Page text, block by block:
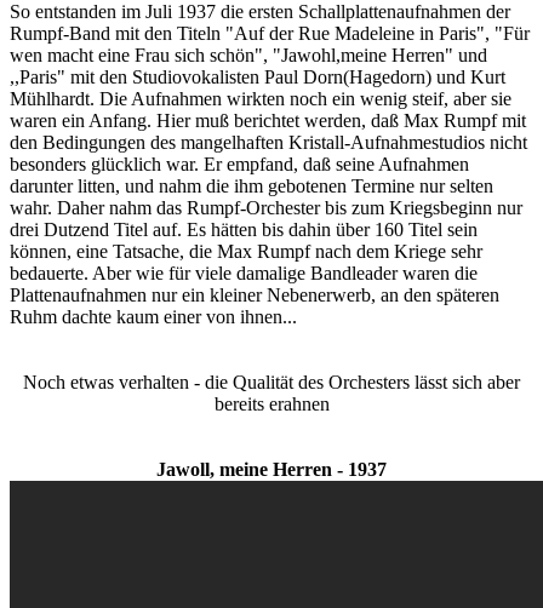
So entstanden im Juli 1937 die ersten Schallplattenaufnahmen der
Rumpf-Band mit den Titeln "Auf der Rue Madeleine in Paris", "Für
wen macht eine Frau sich schön", "Jawohl,meine Herren" und
,,Paris" mit den Studiovokalisten Paul Dorn(Hagedorn) und Kurt
Mühlhardt. Die Aufnahmen wirkten noch ein wenig steif, aber sie
waren ein Anfang. Hier muß berichtet werden, daß Max Rumpf mit
den Bedingungen des mangelhaften Kristall-Aufnahmestudios nicht
besonders glücklich war. Er empfand, daß seine Aufnahmen
darunter litten, und nahm die ihm gebotenen Termine nur selten
wahr. Daher nahm das Rumpf-Orchester bis zum Kriegsbeginn nur
drei Dutzend Titel auf. Es hätten bis dahin über 160 Titel sein
können, eine Tatsache, die Max Rumpf nach dem Kriege sehr
bedauerte. Aber wie für viele damalige Bandleader waren die
Plattenaufnahmen nur ein kleiner Nebenerwerb, an den späteren
Ruhm dachte kaum einer von ihnen...
Noch etwas verhalten - die Qualität des Orchesters lässt sich aber
bereits erahnen
Jawoll, meine Herren - 1937